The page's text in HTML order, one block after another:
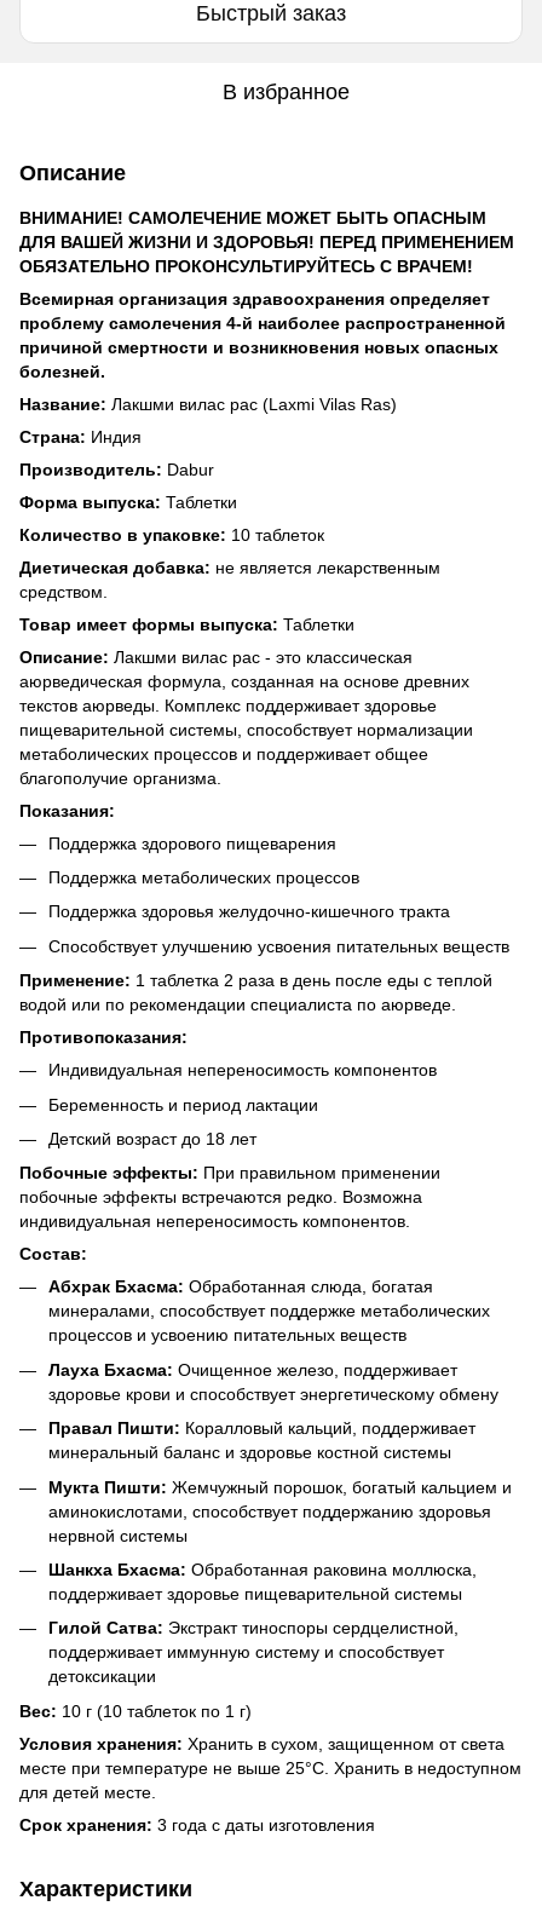
Быстрый заказ
В избранное
Описание
ВНИМАНИЕ! САМОЛЕЧЕНИЕ МОЖЕТ БЫТЬ ОПАСНЫМ
ДЛЯ ВАШЕЙ ЖИЗНИ И ЗДОРОВЬЯ! ПЕРЕД ПРИМЕНЕНИЕМ
ОБЯЗАТЕЛЬНО ПРОКОНСУЛЬТИРУЙТЕСЬ С ВРАЧЕМ!
Всемирная организация здравоохранения определяет
проблему самолечения 4-й наиболее распространенной
причиной смертности и возникновения новых опасных
болезней.
Название: Лакшми вилас рас (Laxmi Vilas Ras)
Страна: Индия
Производитель: Dabur
Форма выпуска: Таблетки
Количество в упаковке: 10 таблеток
Диетическая добавка: не является лекарственным
средством.
Товар имеет формы выпуска: Таблетки
Описание: Лакшми вилас рас - это классическая
аюрведическая формула, созданная на основе древних
текстов аюрведы. Комплекс поддерживает здоровье
пищеварительной системы, способствует нормализации
метаболических процессов и поддерживает общее
благополучие организма.
Показания:
Поддержка здорового пищеварения
Поддержка метаболических процессов
Поддержка здоровья желудочно-кишечного тракта
Способствует улучшению усвоения питательных веществ
Применение: 1 таблетка 2 раза в день после еды с теплой
водой или по рекомендации специалиста по аюрведе.
Противопоказания:
Индивидуальная непереносимость компонентов
Беременность и период лактации
Детский возраст до 18 лет
Побочные эффекты: При правильном применении
побочные эффекты встречаются редко. Возможна
индивидуальная непереносимость компонентов.
Состав:
Абхрак Бхасма: Обработанная слюда, богатая
минералами, способствует поддержке метаболических
процессов и усвоению питательных веществ
Лауха Бхасма: Очищенное железо, поддерживает
здоровье крови и способствует энергетическому обмену
Правал Пишти: Коралловый кальций, поддерживает
минеральный баланс и здоровье костной системы
Мукта Пишти: Жемчужный порошок, богатый кальцием и
аминокислотами, способствует поддержанию здоровья
нервной системы
Шанкха Бхасма: Обработанная раковина моллюска,
поддерживает здоровье пищеварительной системы
Гилой Сатва: Экстракт тиноспоры сердцелистной,
поддерживает иммунную систему и способствует
детоксикации
Вес: 10 г (10 таблеток по 1 г)
Условия хранения: Хранить в сухом, защищенном от света
месте при температуре не выше 25°С. Хранить в недоступном
для детей месте.
Срок хранения: 3 года с даты изготовления
Характеристики